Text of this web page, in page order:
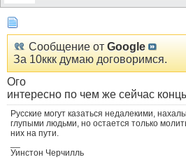
Сообщение от Google
За 10ккк думаю договоримся.
Ого
интересно по чем же сейчас
Русские могут казаться недалекими,
глупыми людьми, но остается только
них на пути.
Уинстон Черчилль